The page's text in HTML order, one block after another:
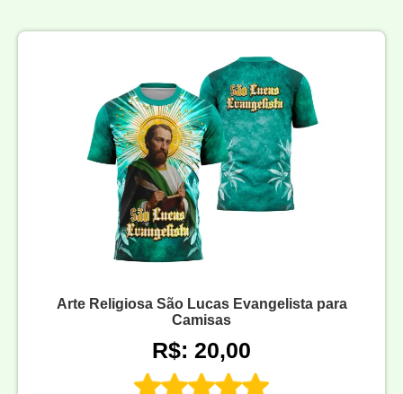
Arte Religiosa São Lucas Evangelista para
Camisas
R$: 20,00